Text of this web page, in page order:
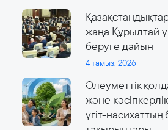
жаңа Құрылтай
беруге дайын
4 тамыз, 2026
Әлеуметтік
және
үгіт-насихаттың